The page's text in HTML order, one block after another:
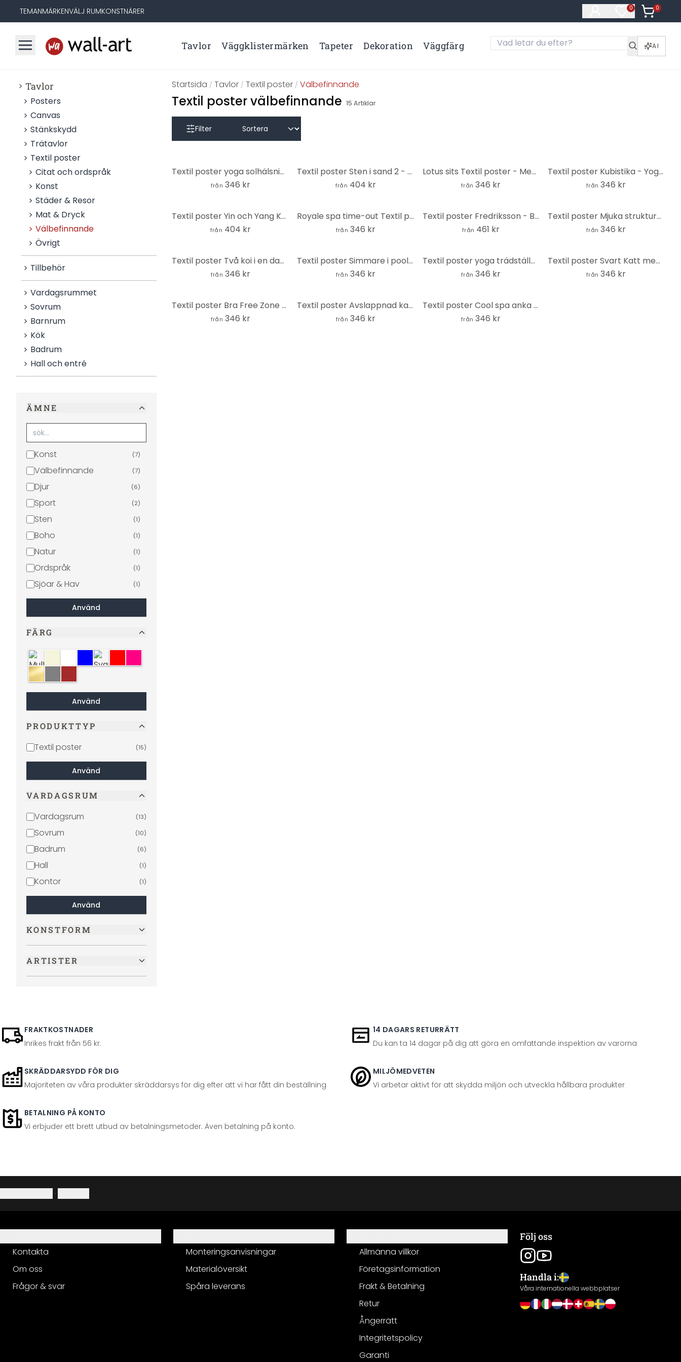
TEMANMÄRKENVÄLJ RUMKONSTNÄRER 0
Artiklar på
0
Artiklar i
Tavlor Väggklistermärken Tapeter Dekoration Väggfärg AI
Tavlor
Posters
Canvas
Stänkskydd
Trätavlor
Textil poster
Citat och ordspråk
Konst
Städer & Resor
Mat & Dryck
Välbefinnande
Övrigt
Tillbehör
Vardagsrummet
Sovrum
Barnrum
Kök
Badrum
Hall och entré
ÄMNE
Konst (7)
Välbefinnande (7)
Djur (6)
Sport (2)
Sten (1)
Boho (1)
Natur (1)
Ordspråk (1)
Sjöar & Hav (1)
Svart och vitt (1)
Religion och kultur (1)
Använd
FÄRG
Multi Svart och vitt
Guld
Använd
PRODUKTTYP
Textil poster (15)
Använd
VARDAGSRUM
Vardagsrum (13)
Sovrum (10)
Badrum (6)
Hall (1)
Kontor (1)
Använd
KONSTFORM
ARTISTER
Startsida /Tavlor /Textil poster /Välbefinnande
Textil poster välbefinnande 15 Artiklar
Filter
Textil poster yoga solhälsning rosa - Manovski
från 346 kr
Textil poster Sten i sand 2 - Panorama
från 404 kr
Lotus sits Textil poster - Meditation i gyllene ljus - Manovski
från 346 kr
Textil poster Kubistika - Yoga - Solhälsningen
från 346 kr
Textil poster Yin och Yang Kois - Panorama
från 404 kr
Royale spa time-out Textil poster med leopard - Rahner
från 346 kr
Textil poster Fredriksson - Balans - Panorama
från 461 kr
Textil poster Mjuka strukturer i beige - Pictufy Studio
från 346 kr
Textil poster Två koi i en damm - SpaceFrog Designs
från 346 kr
Textil poster Simmare i poolen - Illustration - Jota de jai
från 346 kr
Textil poster yoga trädställning i en solcirkel - Manovski
från 346 kr
Textil poster Svart Katt med rosa Munkar - Korenkova
från 346 kr
Textil poster Bra Free Zone - Fritsch
från 346 kr
Textil poster Avslappnad katt med hjärtglasögon - Royle
från 346 kr
Textil poster Cool spa anka med solglasögon - Royle
från 346 kr
FRAKTKOSTNADER
Inrikes frakt från 56 kr.
14 DAGARS RETURRÄTT
Du kan ta 14 dagar på dig att göra en omfattande inspektion av varorna
SKRÄDDARSYDD FÖR DIG
Majoriteten av våra produkter skräddarsys för dig efter att vi har fått din beställning
MILJÖMEDVETEN
Vi arbetar aktivt för att skydda miljön och utveckla hållbara produkter
BETALNING PÅ KONTO
Vi erbjuder ett brett utbud av betalningsmetoder. Även betalning på konto.
·
Kontakta
Om oss
Frågor & svar
Monteringsanvisningar
Materialöversikt
Spåra leverans
Allmänna villkor
Företagsinformation
Frakt & Betalning
Retur
Ångerrätt
Integritetspolicy
Garanti
Följ oss
Handla i:
Våra internationella webbplatser